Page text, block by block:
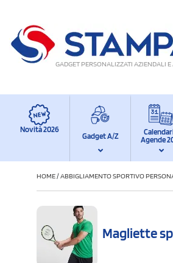
GADGET PERSONALIZZATI AZIENDALI
Novità 2026
Gadget A/Z
Agende
HOME/ABBIGLIAMENTO SPORTIVO
Magliette